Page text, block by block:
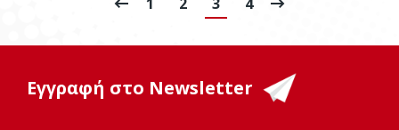
Εγγραφή στο Newsletter